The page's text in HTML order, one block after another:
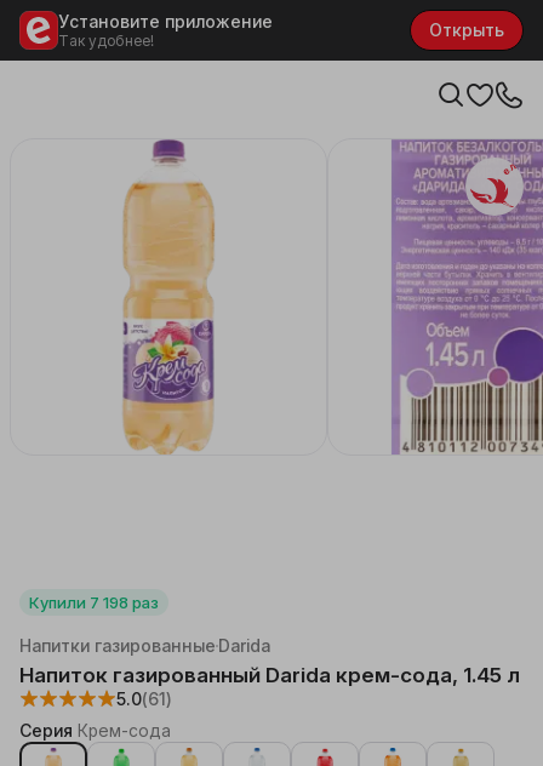
Установите приложение
Так удобнее!
Открыть
Купили 7 198 раз
Каталог
Продукты
Соки, напитки, вода
Напитки газированные Darida
Напиток газированный Darida крем-сода, 1.45 л
5.0(61)
Серия Крем-сода